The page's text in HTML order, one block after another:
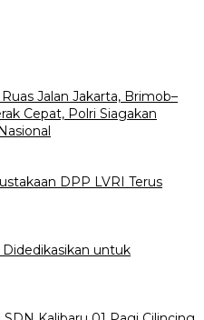
Jalan Jakarta, Brimob–
Cepat, Polri Siagakan
DPP LVRI Terus
untuk